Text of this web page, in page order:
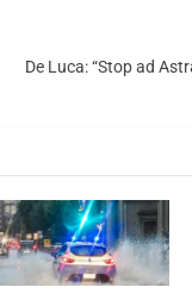
De Luca: “Stop ad